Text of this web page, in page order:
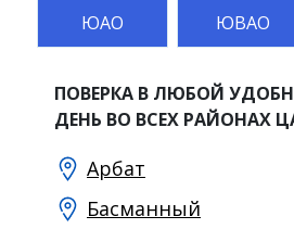
ЮАО ЮВАО
ПОВЕРКА В ЛЮБОЙ
ДЕНЬ ВО ВСЕХ РАЙОНАХ
Арбат
Басманный